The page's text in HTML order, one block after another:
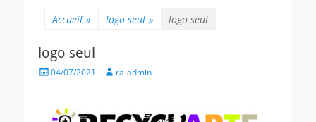
Accueil » logo seul » logo seul
logo seul
Posted04/07/2021 Authorra-admin